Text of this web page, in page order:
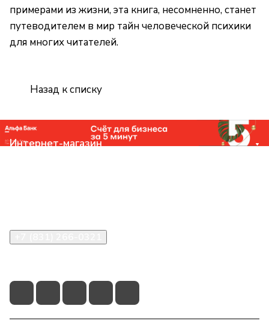
примерами из жизни, эта книга, несомненно, станет
путеводителем в мир тайн человеческой психики
для многих читателей.
Назад к списку
Интернет-магазин